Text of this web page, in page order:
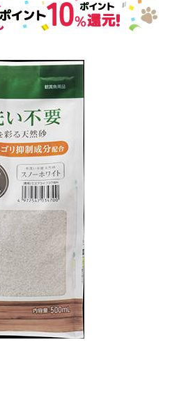
服・おさんぽ用品
リビング雑貨
シニアサポート